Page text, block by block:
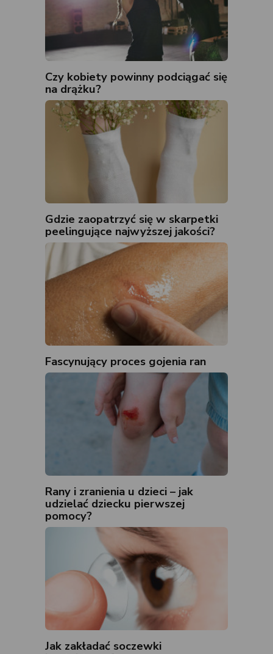
Czy kobiety powinny podciągać się
na drążku?
Gdzie zaopatrzyć się w skarpetki
peelingujące najwyższej jakości?
Fascynujący proces gojenia ran
Rany i zranienia u dzieci – jak
udzielać dziecku pierwszej
pomocy?
Jak zakładać soczewki